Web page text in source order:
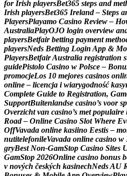
for Irish playersBet365 steps and met
Irish playersBet365 Ireland – Steps a
PlayersPlayamo Casino Review – Ho
AustraliaPlayOJO login overview an
playersBetfair betting payment metho
playersNeds Betting Login App & Mo
PlayersBetfairAustralia registration s
guidePistolo Casino w Polsce – Bonu
promocjeLos 10 mejores casinos onli
online – licencja i wiarygodność kasy
Complete Guide to Registration, Gam
SupportBuitenlandse casino’s voor sp
Overzicht van casino’s met populaire
Road – Online Casino Slot Where Ev
OffVavada online kasiino Eestis – mo
nutitelefonileVavada online casino w
gryBest Non-GamStop Casino Sites
GamStop 2026Online casino bonus b
v nových českých kasinechNedsAU